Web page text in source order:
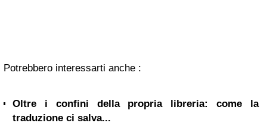
Potrebbero interessarti anche :
Oltre i confini della propria libreria: come la
traduzione ci salva...